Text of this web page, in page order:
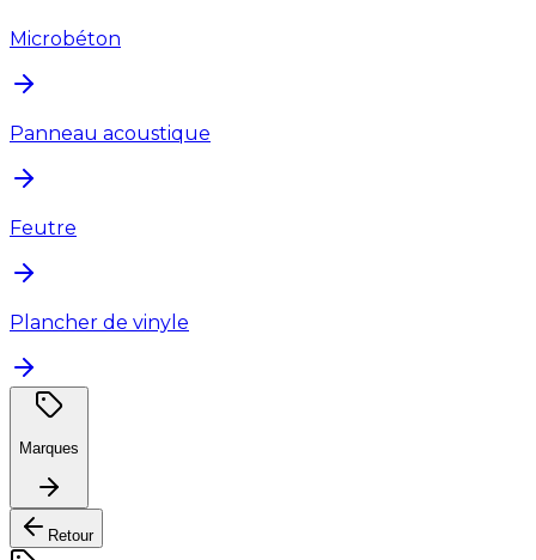
Microbéton
Panneau acoustique
Feutre
Plancher de vinyle
Marques
Retour